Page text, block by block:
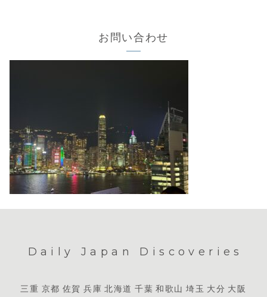
お問い合わせ
Daily Japan Discoveries
三重 京都 佐賀 兵庫 北海道 千葉 和歌山 埼玉 大分 大阪